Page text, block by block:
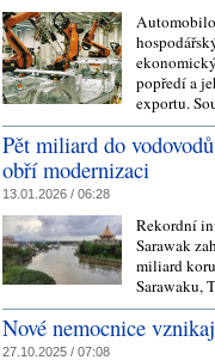
popředí a
exportu.
Pět miliard do
obří modernizaci
13.01.2026 / 06:28
Rekordní
Sarawak
miliard
Sarawaku,
Nové nemocnice
27.10.2025 / 07:08